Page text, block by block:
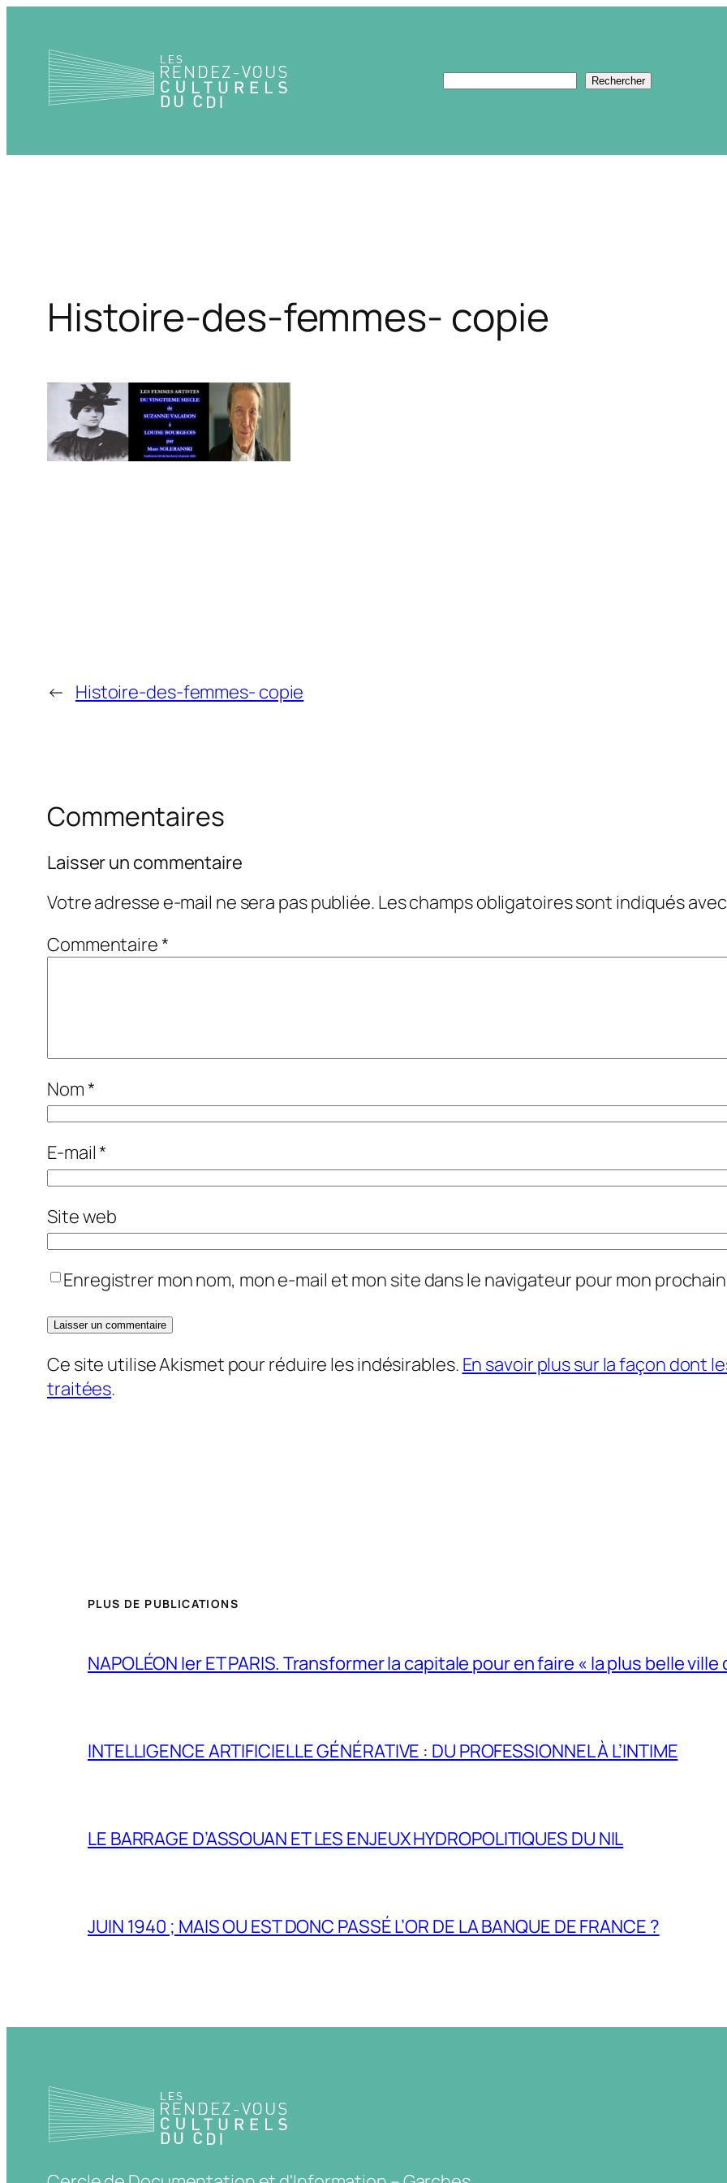
contenu
Rechercher Rechercher
Histoire-des-femmes- copie
← Histoire-des-femmes- copie
Commentaires
Laisser un commentaire
Votre adresse e-mail ne sera pas publiée. Les champs obligatoires sont indiqués
Commentaire*
Nom*
E-mail*
Site web
Enregistrer mon nom, mon e-mail et mon site dans le navigateur pour mon
Ce site utilise Akismet pour réduire les indésirables. En savoir plus sur la façon dont
traitées.
PLUS DE PUBLICATIONS
NAPOLÉON Ier ET PARIS. Transformer la capitale pour en faire « la plus belle
INTELLIGENCE ARTIFICIELLE GÉNÉRATIVE : DU PROFESSIONNEL À L’INTIME
LE BARRAGE D’ASSOUAN ET LES ENJEUX HYDROPOLITIQUES DU NIL
JUIN 1940 ; MAIS OU EST DONC PASSÉ L’OR DE LA BANQUE DE FRANCE ?